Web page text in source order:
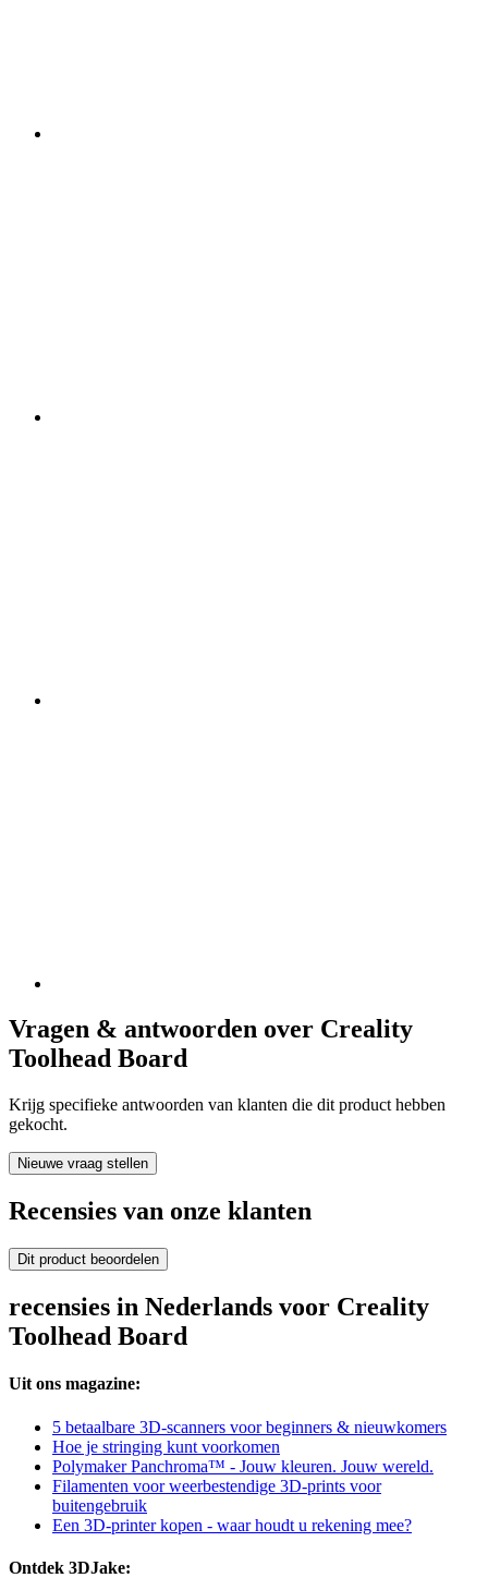
Vragen & antwoorden over Creality
Toolhead Board
Krijg specifieke antwoorden van klanten die dit product hebben
gekocht.
Nieuwe vraag stellen
Recensies van onze klanten
Dit product beoordelen
recensies in Nederlands voor Creality
Toolhead Board
Uit ons magazine:
5 betaalbare 3D-scanners voor beginners & nieuwkomers
Hoe je stringing kunt voorkomen
Polymaker Panchroma™ - Jouw kleuren. Jouw wereld.
Filamenten voor weerbestendige 3D-prints voor
buitengebruik
Een 3D-printer kopen - waar houdt u rekening mee?
Ontdek 3DJake: